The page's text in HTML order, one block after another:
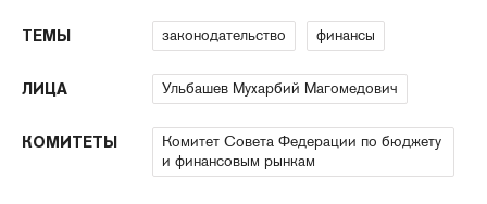
ТЕМЫ законодательство финансы
ЛИЦА Ульбашев Мухарбий Магомедович
КОМИТЕТЫ
Комитет Совета Федерации по бюджету
и финансовым рынкам